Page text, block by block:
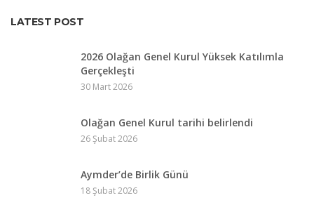
LATEST POST
2026 Olağan Genel Kurul Yüksek Katılımla
Gerçekleşti
30 Mart 2026
Olağan Genel Kurul tarihi belirlendi
26 Şubat 2026
Aymder’de Birlik Günü
18 Şubat 2026